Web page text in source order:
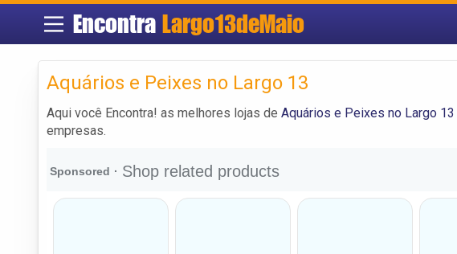
Encontra Largo13deMaio
Aquários e Peixes no Largo 13
Aqui você Encontra! as melhores lojas de Aquários e Peixes no Largo 13
empresas.